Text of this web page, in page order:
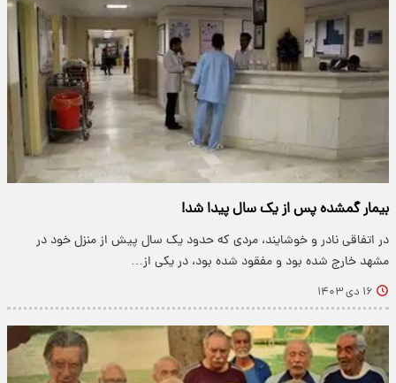
بیمار گمشده پس از یک سال پیدا شد!
در اتفاقی نادر و خوشایند، مردی که حدود یک سال پیش از منزل خود در
مشهد خارج شده بود و مفقود شده بود، در یکی از…
۱۶ دی ۱۴۰۳